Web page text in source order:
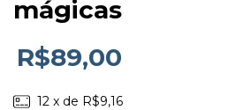
mágicas
R$89,00
12 x de R$9,16